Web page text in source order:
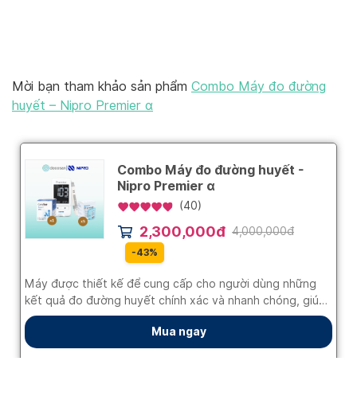
Mời bạn tham khảo sản phẩm Combo Máy đo đường
huyết – Nipro Premier α